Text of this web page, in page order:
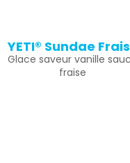
YETI® Sundae
Glace saveur vanille
fraise